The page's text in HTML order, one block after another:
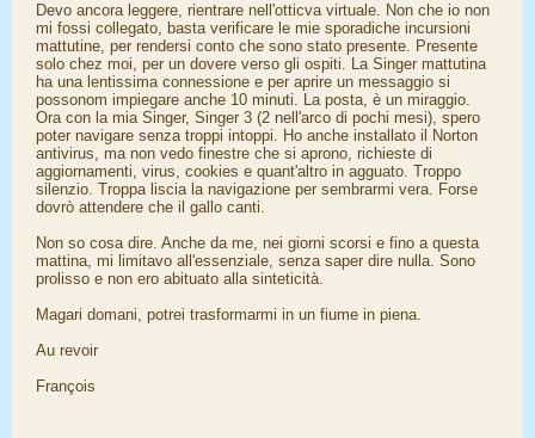
Devo ancora leggere, rientrare nell'otticva virtuale. Non che io non
mi fossi collegato, basta verificare le mie sporadiche incursioni
mattutine, per rendersi conto che sono stato presente. Presente
solo chez moi, per un dovere verso gli ospiti. La Singer mattutina
ha una lentissima connessione e per aprire un messaggio si
possonom impiegare anche 10 minuti. La posta, è un miraggio.
Ora con la mia Singer, Singer 3 (2 nell'arco di pochi mesi), spero
poter navigare senza troppi intoppi. Ho anche installato il Norton
antivirus, ma non vedo finestre che si aprono, richieste di
aggiornamenti, virus, cookies e quant'altro in agguato. Troppo
silenzio. Troppa liscia la navigazione per sembrarmi vera. Forse
dovrò attendere che il gallo canti.
Non so cosa dire. Anche da me, nei giorni scorsi e fino a questa
mattina, mi limitavo all'essenziale, senza saper dire nulla. Sono
prolisso e non ero abituato alla sinteticità.
Magari domani, potrei trasformarmi in un fiume in piena.
Au revoir
François